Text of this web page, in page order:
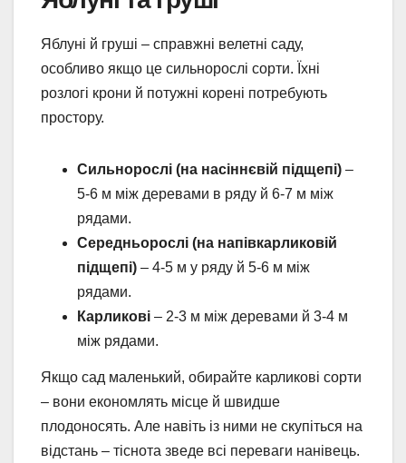
Яблуні й груші – справжні велетні саду,
особливо якщо це сильнорослі сорти. Їхні
розлогі крони й потужні корені потребують
простору.
Сильнорослі (на насіннєвій підщепі) –
5-6 м між деревами в ряду й 6-7 м між
рядами.
Середньорослі (на напівкарликовій
підщепі) – 4-5 м у ряду й 5-6 м між
рядами.
Карликові – 2-3 м між деревами й 3-4 м
між рядами.
Якщо сад маленький, обирайте карликові сорти
– вони економлять місце й швидше
плодоносять. Але навіть із ними не скупіться на
відстань – тіснота зведе всі переваги нанівець.